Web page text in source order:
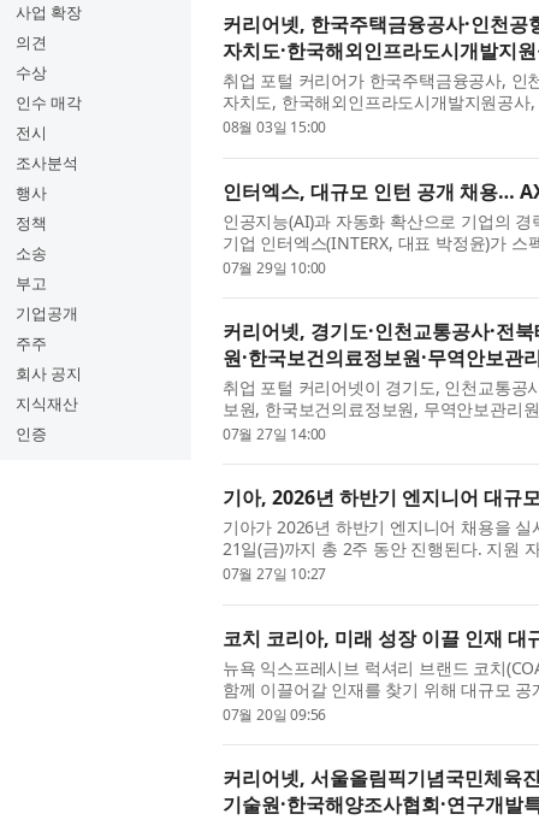
사업 확장
의견
수상
인수 매각
전시
조사분석
행사
정책
소송
부고
기업공개
주주
회사 공지
지식재산
인증
커리어넷, 한국주택금융공사·인천공
자치도·한국해외인프라도시개발지
취업 포털 커리어가 한국주택금융공사,
자치도, 한국해외인프라도시개발지원공
공사에서 2026년도 신입직원 채용을 진행
08월 03일 15:00
인터엑스, 대규모 인턴 공개 채용…
인공지능(AI)과 자동화 확산으로 기업의
기업 인터엑스(INTERX, 대표 박정윤)가
채용에 나선다. 인터엑스는 AX·프로젝트
07월 29일 10:00
커리어넷, 경기도·인천교통공사·전
원·한국보건의료정보원·무역안보관
취업 포털 커리어넷이 경기도, 인천교통
보원, 한국보건의료정보원, 무역안보관리
공기관 통합 채용을 진행한다. 경기도 산
07월 27일 14:00
기아, 2026년 하반기 엔지니어 대규
기아가 2026년 하반기 엔지니어 채용을
21일(금)까지 총 2주 동안 진행된다. 지원
며, 채용에 대한 자세한 내용은 기아 채용
07월 27일 10:27
코치 코리아, 미래 성장 이끌 인재 대
뉴욕 익스프레시브 럭셔리 브랜드 코치
함께 이끌어갈 인재를 찾기 위해 대규모
과 한층 강화된 고객 경험을 제공하기 위
07월 20일 09:56
커리어넷, 서울올림픽기념국민체육
기술원·한국해양조사협회·연구개발